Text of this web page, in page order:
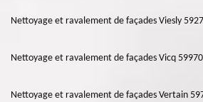
Nettoyage et ravalement de façades Viesly
Nettoyage et ravalement de façades Vicq 59970
Nettoyage et ravalement de façades Vertain